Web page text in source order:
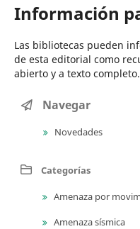
Información
Las bibliotecas pueden
de esta editorial como
abierto y a texto completo.
Navegar
Novedades
Categorías
Amenaza por
Amenaza sísmica